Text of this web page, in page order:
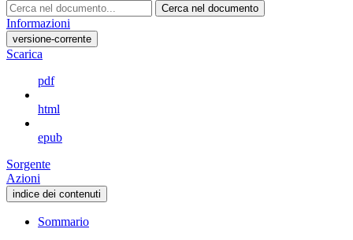
Cerca nel documento
Informazioni
versione-corrente
Scarica
pdf
html
epub
Sorgente
Azioni
indice dei contenuti
Sommario